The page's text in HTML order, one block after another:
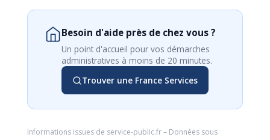
Besoin d'aide près de chez vous ?
Un point d'accueil pour vos démarches
administratives à moins de 20 minutes.
Trouver une France Services
Informations issues de service-public.fr– Données sous